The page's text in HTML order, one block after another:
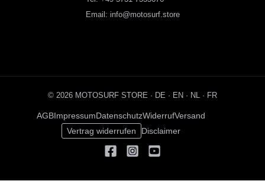
Email: info@motosurf.store
© 2026 MOTOSURF STORE · DE · EN · NL · FR
AGBImpressumDatenschutzWiderrufVersand
Vertrag widerrufen
Disclaimer